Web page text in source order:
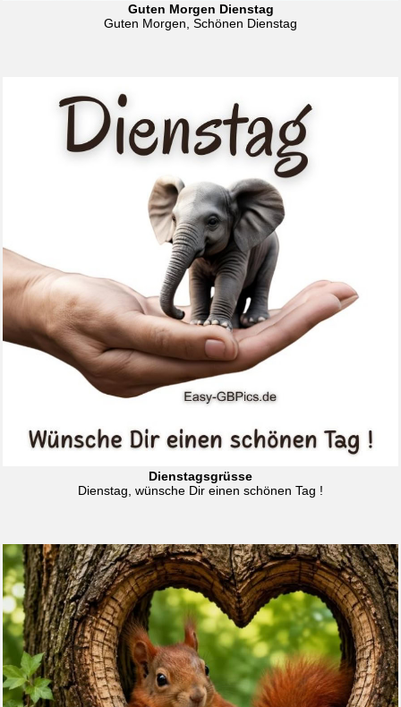
Guten Morgen Dienstag
Guten Morgen, Schönen Dienstag
Dienstagsgrüsse
Dienstag, wünsche Dir einen schönen Tag !